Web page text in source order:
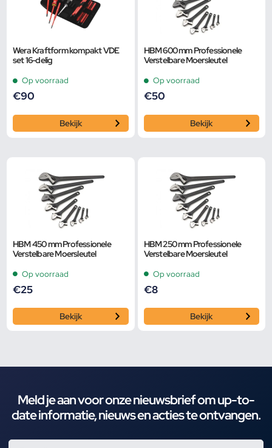
Wera Kraftform kompakt VDE
set 16-delig
Op voorraad
€90
Bekijk
HBM 600 mm Professionele
Verstelbare Moersleutel
Op voorraad
€50
Bekijk
HBM 450 mm Professionele
Verstelbare Moersleutel
Op voorraad
€25
Bekijk
HBM 250 mm Professionele
Verstelbare Moersleutel
Op voorraad
€8
Bekijk
Meld je aan voor onze nieuwsbrief om up-to-
date informatie, nieuws en acties te ontvangen.